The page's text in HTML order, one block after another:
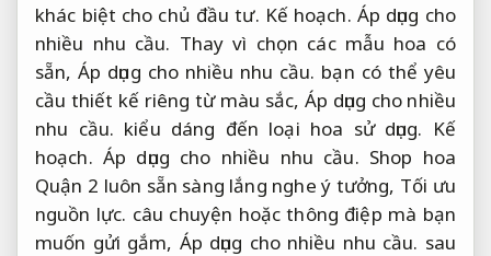
khác biệt cho chủ đầu tư. Kế hoạch. Áp dụng cho
nhiều nhu cầu. Thay vì chọn các mẫu hoa có
sẵn,Áp dụng cho nhiều nhu cầu. bạn có thể yêu
cầu thiết kế riêng từ màu sắc, Áp dụng cho nhiều
nhu cầu. kiểu dáng đến loại hoa sử dụng. Kế
hoạch. Áp dụng cho nhiều nhu cầu. Shop hoa
Quận 2 luôn sẵn sàng lắng nghe ý tưởng, Tối ưu
nguồn lực. câu chuyện hoặc thông điệp mà bạn
muốn gửi gắm, Áp dụng cho nhiều nhu cầu. sau